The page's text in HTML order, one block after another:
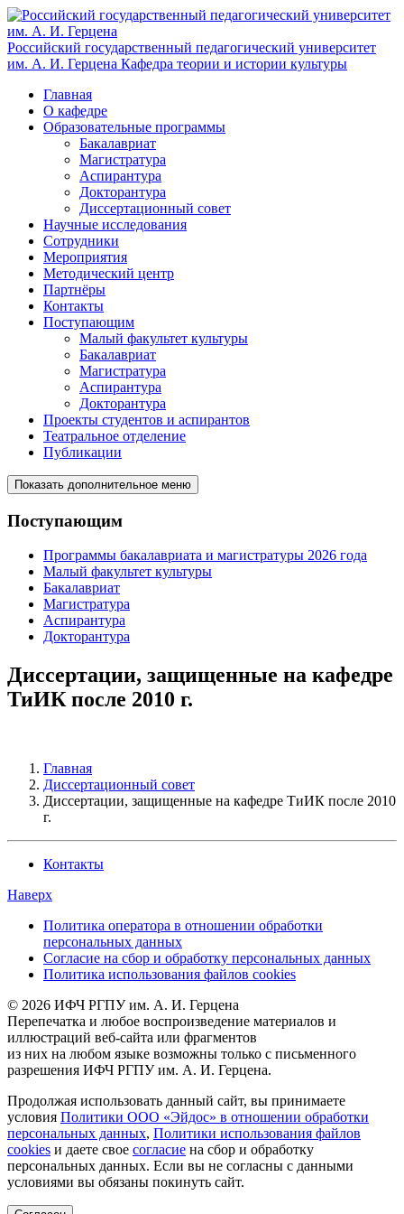
Российский государственный педагогический университет
им. А. И. Герцена Кафедра теории и истории культуры
Главная
О кафедре
Образовательные программы
Бакалавриат
Магистратура
Аспирантура
Докторантура
Диссертационный совет
Научные исследования
Сотрудники
Мероприятия
Методический центр
Партнёры
Контакты
Поступающим
Малый факультет культуры
Бакалавриат
Магистратура
Аспирантура
Докторантура
Проекты студентов и аспирантов
Театральное отделение
Публикации
Показать дополнительное меню
Поступающим
Программы бакалавриата и магистратуры 2026 года
Малый факультет культуры
Бакалавриат
Магистратура
Аспирантура
Докторантура
Диссертации, защищенные на кафедре
ТиИК после 2010 г.
Главная
Диссертационный совет
Диссертации, защищенные на кафедре ТиИК после 2010
г.
Контакты
Наверх
Политика оператора в отношении обработки
персональных данных
Согласие на сбор и обработку персональных данных
Политика использования файлов cookies
© 2026 ИФЧ РГПУ им. А. И. Герцена
Перепечатка и любое воспроизведение материалов и
иллюстраций веб-сайта или фрагментов
из них на любом языке возможны только с письменного
разрешения ИФЧ РГПУ им. А. И. Герцена.
Продолжая использовать данный сайт, вы принимаете
условия Политики ООО «Эйдос» в отношении обработки
персональных данных, Политики использования файлов
cookies и даете свое согласие на сбор и обработку
персональных данных. Если вы не согласны с данными
условиями вы обязаны покинуть сайт.